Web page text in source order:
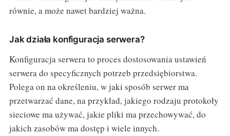
równie, a może nawet bardziej ważna.
Jak działa konfiguracja serwera?
Konfiguracja serwera to proces dostosowania ustawień
serwera do specyficznych potrzeb przedsiębiorstwa.
Polega on na określeniu, w jaki sposób serwer ma
przetwarzać dane, na przykład, jakiego rodzaju protokoły
sieciowe ma używać, jakie pliki ma przechowywać, do
jakich zasobów ma dostęp i wiele innych.